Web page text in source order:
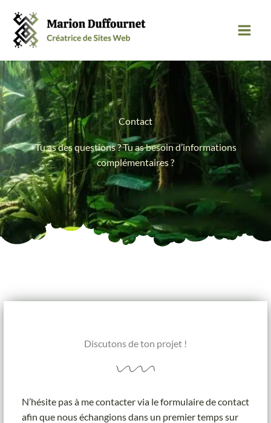
contenu
Contact
Tu as des questions ? Tu as besoin d’informations
complémentaires ?
Discutons de ton projet !
N’hésite pas à me contacter via le formulaire de contact
afin que nous échangions dans un premier temps sur